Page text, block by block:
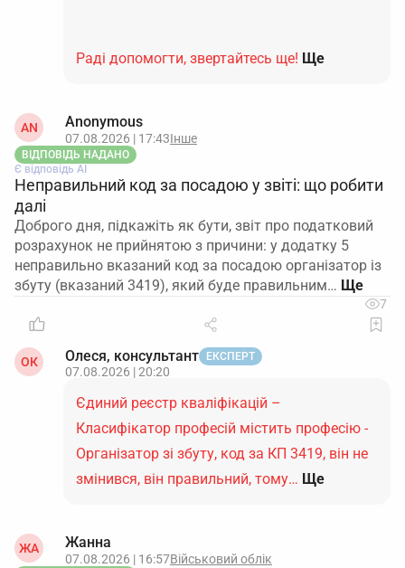
Раді допомогти, звертайтесь ще! Ще
AN Anonymous
07.08.2026 | 17:43Інше
ВІДПОВІДЬ НАДАНО
Є відповідь АІ
Неправильний код за посадою у звіті: що робити
далі
Доброго дня, підкажіть як бути, звіт про податковий
розрахунок не прийнятою з причини: у додатку 5
неправильно вказаний код за посадою організатор із
збуту (вказаний 3419), який буде правильним…
7
ОК Олеся, консультант ЕКСПЕРТ
07.08.2026 | 20:20
Єдиний реєстр кваліфікацій –
Класифікатор професій містить професію -
Організатор зі збуту, код за КП 3419, він не
змінився, він правильний, тому… Ще
ЖА Жанна
07.08.2026 | 16:57Військовий облік